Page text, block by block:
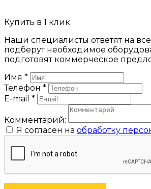
Купить в 1 клик
Наши специалисты ответят на
подберут необходимое
подготовят коммерческое
Имя *
Телефон *
E-mail *
Комментарий:
Я согласен на обработку